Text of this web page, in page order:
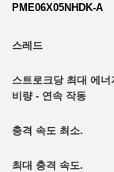
PME06X05NHDK-A